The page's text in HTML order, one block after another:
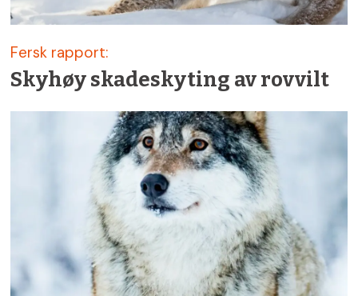
Fersk rapport:
Skyhøy skadeskyting av rovvilt